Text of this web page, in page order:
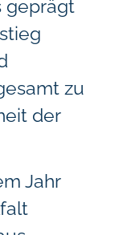
geprägt
zu
der
Jahr